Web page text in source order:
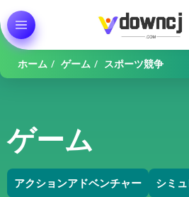
ホーム / ゲーム / スポーツ競争
ゲーム
アクションアドベンチャー シミ